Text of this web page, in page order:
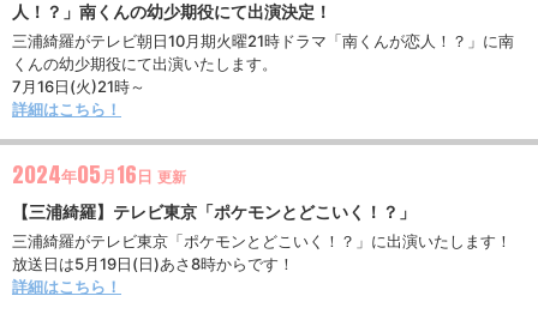
人！？」南くんの幼少期役にて出演決定！
三浦綺羅がテレビ朝日10月期火曜21時ドラマ「南くんが恋人！？」に南
くんの幼少期役にて出演いたします。
7月16日(火)21時～
詳細はこちら！
2024年05 月16日 更新
【三浦綺羅】テレビ東京「ポケモンとどこいく！？」
三浦綺羅がテレビ東京「ポケモンとどこいく！？」に出演いたします！
放送日は5月19日(日)あさ8時からです！
詳細はこちら！